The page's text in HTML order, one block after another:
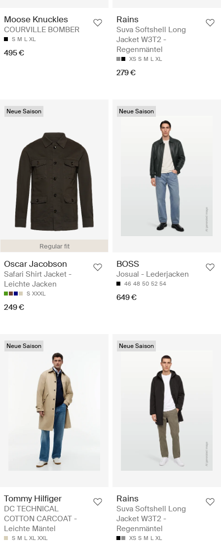
Moose Knuckles
COURVILLE BOMBER
S M L XL
495 €
Rains
Suva Softshell Long
Jacket W3T2 -
Regenmäntel
XS S M L XL
279 €
Regular fit
Neue Saison
Oscar Jacobson
Safari Shirt Jacket -
Leichte Jacken
S XXXL
249 €
Neue Saison
BOSS
Josual - Lederjacken
46 48 50 52 54
649 €
Neue Saison
Tommy Hilfiger
DC TECHNICAL
COTTON CARCOAT -
Leichte Mäntel
S M L XL XXL
Neue Saison
Rains
Suva Softshell Long
Jacket W3T2 -
Regenmäntel
XS S M L XL